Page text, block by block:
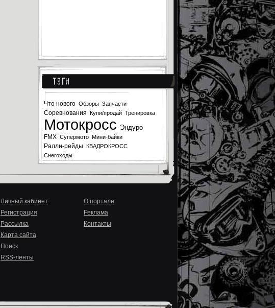
Тэги
Что нового Обзоры Запчасти
Соревнования Купи/продай Тренировка
Мотокросс Эндуро
FMX Супермото Мини-байки
Ралли-рейды КВАДРОКРОСС
Снегоходы
Личный кабинет
Регистрация
Рассылка
Карта сайта
Поиск
RSS-ленты
О портале
Реклама
Контакты